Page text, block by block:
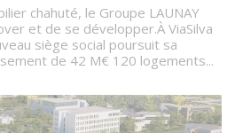
chahuté, le Groupe LAUNAY
et de se développer.À ViaSilva
siège social poursuit sa
de 42 M€ 120 logements...